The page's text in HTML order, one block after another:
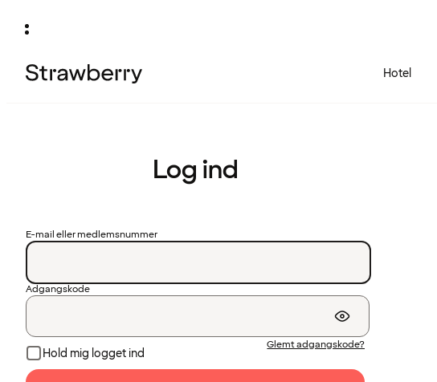
Hotel
Log ind
E-mail eller medlemsnummer
Adgangskode
Hold mig logget ind
Glemt adgangskode?